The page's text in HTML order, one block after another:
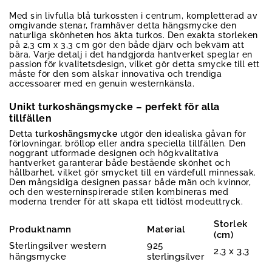
Med sin livfulla blå turkossten i centrum, kompletterad av
omgivande stenar, framhäver detta hängsmycke den
naturliga skönheten hos äkta turkos. Den exakta storleken
på 2,3 cm x 3,3 cm gör den både djärv och bekväm att
bära. Varje detalj i det handgjorda hantverket speglar en
passion för kvalitetsdesign, vilket gör detta smycke till ett
måste för den som älskar innovativa och trendiga
accessoarer med en genuin westernkänsla.
Unikt turkoshängsmycke – perfekt för alla
tillfällen
Detta turkoshängsmycke utgör den idealiska gåvan för
förlovningar, bröllop eller andra speciella tillfällen. Den
noggrant utformade designen och högkvalitativa
hantverket garanterar både bestående skönhet och
hållbarhet, vilket gör smycket till en värdefull minnessak.
Den mångsidiga designen passar både män och kvinnor,
och den westerninspirerade stilen kombineras med
moderna trender för att skapa ett tidlöst modeuttryck.
Produktnamn Material
Storlek
(cm)
Sterlingsilver western
hängsmycke
925
sterlingsilver
2,3 x 3,3